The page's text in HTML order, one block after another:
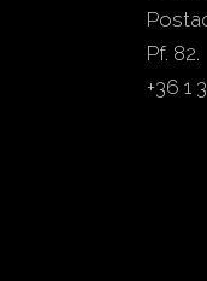
Pf. 82.
+36 1